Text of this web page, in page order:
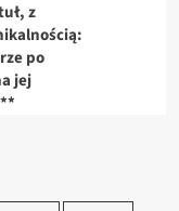
z
po
jej